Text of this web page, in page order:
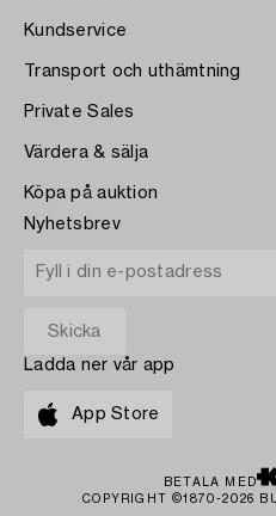
Kundservice
Transport och uthämtning
Private Sales
Värdera & sälja
Köpa på auktion
Nyhetsbrev
Ladda ner vår app
App Store
BETALA MED
COPYRIGHT ©1870-2026